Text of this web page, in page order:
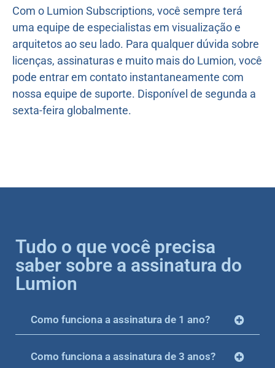
Com o Lumion Subscriptions, você sempre terá
uma equipe de especialistas em visualização e
arquitetos ao seu lado. Para qualquer dúvida sobre
licenças, assinaturas e muito mais do Lumion, você
pode entrar em contato instantaneamente com
nossa equipe de suporte. Disponível de segunda a
sexta-feira globalmente.
Tudo o que você precisa
saber sobre a assinatura do
Lumion
Como funciona a assinatura de 1 ano?
Como funciona a assinatura de 3 anos?